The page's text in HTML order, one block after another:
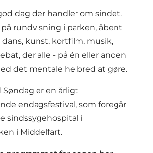
dag der handler om sindet.
rundvisning i parken, åbent
, dans, kunst, kortfilm, musik,
der alle - på én eller anden
det mentale helbred at gøre.
Søndag er en årligt
endagsfestival, som foregår
sindssygehospital i
i Middelfart.